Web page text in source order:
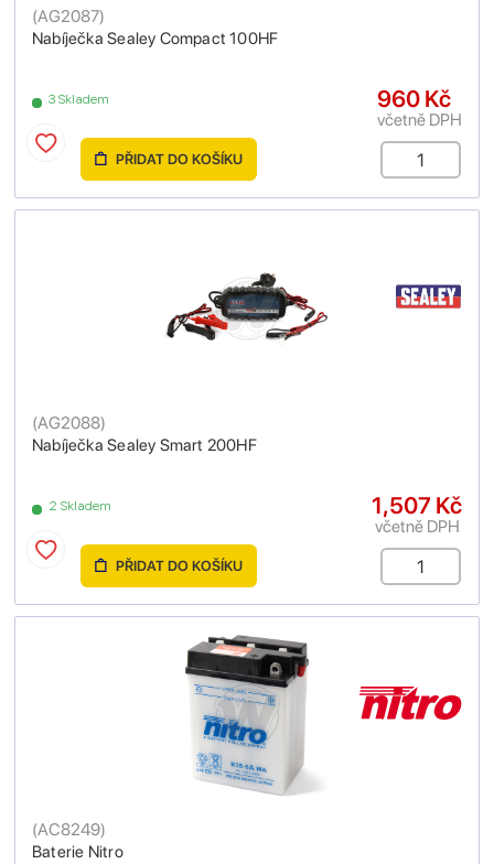
Nabíječka Sealey Compact 100HF
(AG2087)
3 Skladem 960 Kč
včetně DPH
PŘIDAT DO KOŠÍKU
Nabíječka Sealey Smart 200HF
(AG2088)
2 Skladem 1,507 Kč
včetně DPH
PŘIDAT DO KOŠÍKU
Baterie Nitro
(AC8249)